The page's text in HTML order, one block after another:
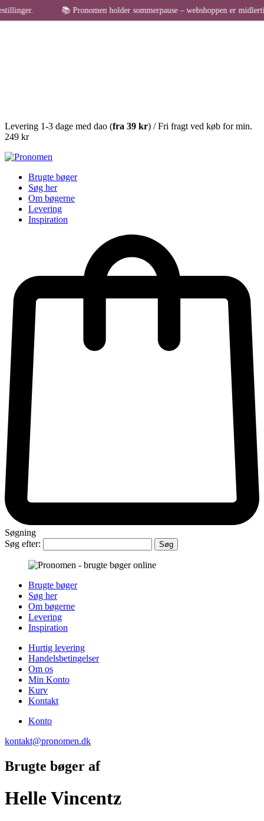
Levering 1-3 dage med dao (fra 39 kr) / Fri fragt ved køb for min.
249 kr
Brugte bøger
Søg her
Om bøgerne
Levering
Inspiration
Søgning
Søg efter:
Brugte bøger
Søg her
Om bøgerne
Levering
Inspiration
Hurtig levering
Handelsbetingelser
Om os
Min Konto
Kurv
Kontakt
Konto
kontakt@pronomen.dk
Brugte bøger af
Helle Vincentz
📚 Pronomen holder sommerpause – webshoppen er